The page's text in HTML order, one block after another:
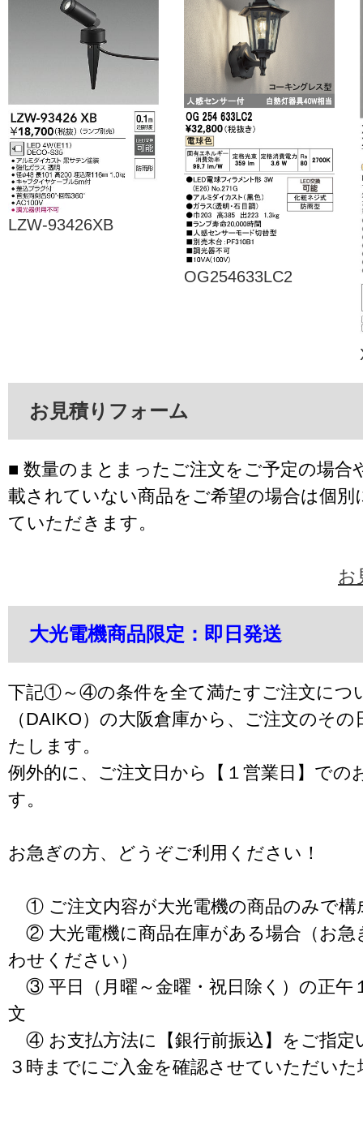
LZW-93426XB
OG254633LC2
お見積りフォーム
■ 数量のまとまったご注文をご予定の場合
載されていない商品をご希望の場合は個別
ていただきます。
お
大光電機商品限定：即日発送
下記①～④の条件を全て満たすご注文につ
（DAIKO）の大阪倉庫から、ご注文のそ
たします。
例外的に、ご注文日から【１営業日】での
す。
お急ぎの方、どうぞご利用ください！
① ご注文内容が大光電機の商品のみで構
② 大光電機に商品在庫がある場合（お急
わせください）
③ 平日（月曜～金曜・祝日除く）の正午
文
④ お支払方法に【銀行前振込】をご指定
３時までにご入金を確認させていただいた